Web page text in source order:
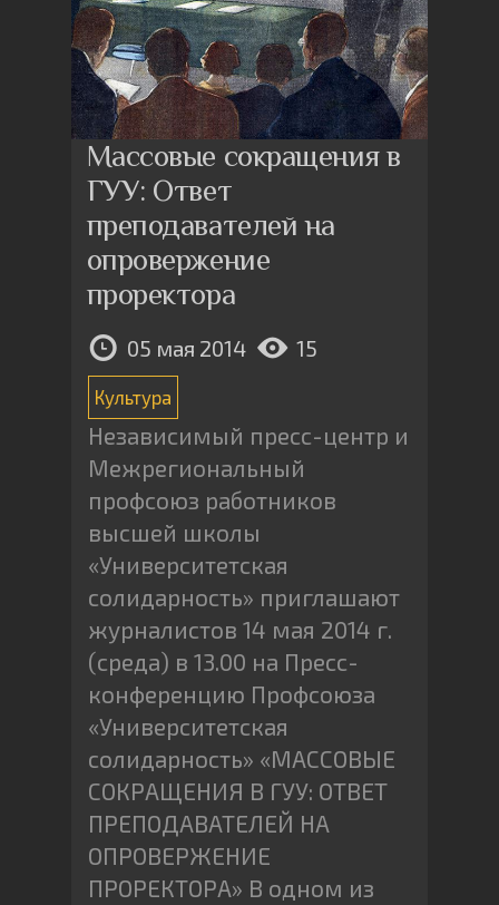
Массовые сокращения в
ГУУ: Ответ
преподавателей на
опровержение
проректора
05 мая 2014 15
Культура
Независимый пресс-центр и
Межрегиональный
профсоюз работников
высшей школы
«Университетская
солидарность» приглашают
журналистов 14 мая 2014 г.
(среда) в 13.00 на Пресс-
конференцию Профсоюза
«Университетская
солидарность» «МАССОВЫЕ
СОКРАЩЕНИЯ В ГУУ: ОТВЕТ
ПРЕПОДАВАТЕЛЕЙ НА
ОПРОВЕРЖЕНИЕ
ПРОРЕКТОРА» В одном из